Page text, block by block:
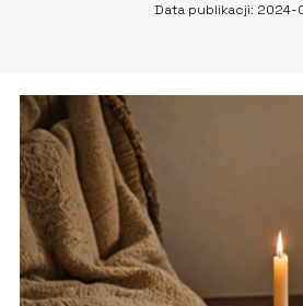
Data publikacji: 2024-